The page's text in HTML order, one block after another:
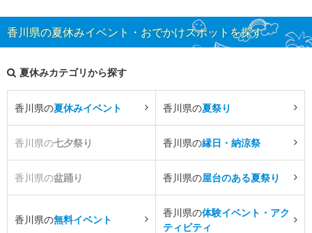
香川県の夏休みイベント・おでかけスポットを探す
夏休みカテゴリから探す
香川県の夏休みイベント 香川県の夏祭り
香川県の七夕祭り 香川県の縁日・納涼祭
香川県の盆踊り 香川県の屋台のある夏祭り
香川県の無料イベント
香川県の体験イベント・アク
ティビティ